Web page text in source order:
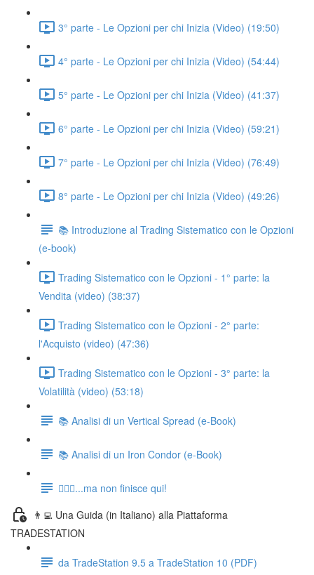
3° parte - Le Opzioni per chi Inizia (Video) (19:50)
4° parte - Le Opzioni per chi Inizia (Video) (54:44)
5° parte - Le Opzioni per chi Inizia (Video) (41:37)
6° parte - Le Opzioni per chi Inizia (Video) (59:21)
7° parte - Le Opzioni per chi Inizia (Video) (76:49)
8° parte - Le Opzioni per chi Inizia (Video) (49:26)
📚 Introduzione al Trading Sistematico con le Opzioni
(e-book)
Trading Sistematico con le Opzioni - 1° parte: la
Vendita (video) (38:37)
Trading Sistematico con le Opzioni - 2° parte:
l'Acquisto (video) (47:36)
Trading Sistematico con le Opzioni - 3° parte: la
Volatilità (video) (53:18)
📚 Analisi di un Vertical Spread (e-Book)
📚 Analisi di un Iron Condor (e-Book)
🏃🏻‍♂️...ma non finisce qui!
👨‍💻 Una Guida (in Italiano) alla Piattaforma
TRADESTATION
da TradeStation 9.5 a TradeStation 10 (PDF)